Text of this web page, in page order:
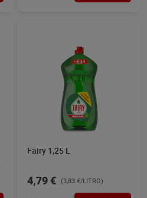
Fairy 1,25 L
4,79 € (3,83 €/LITRO)